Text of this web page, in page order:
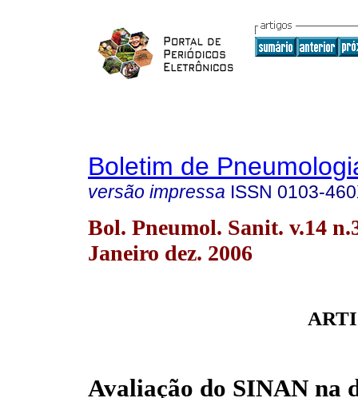
Boletim de
versão impressa ISSN 0103-
Bol. Pneumol. Sanit. v.14
Janeiro dez. 2006
Avaliação do SINAN na